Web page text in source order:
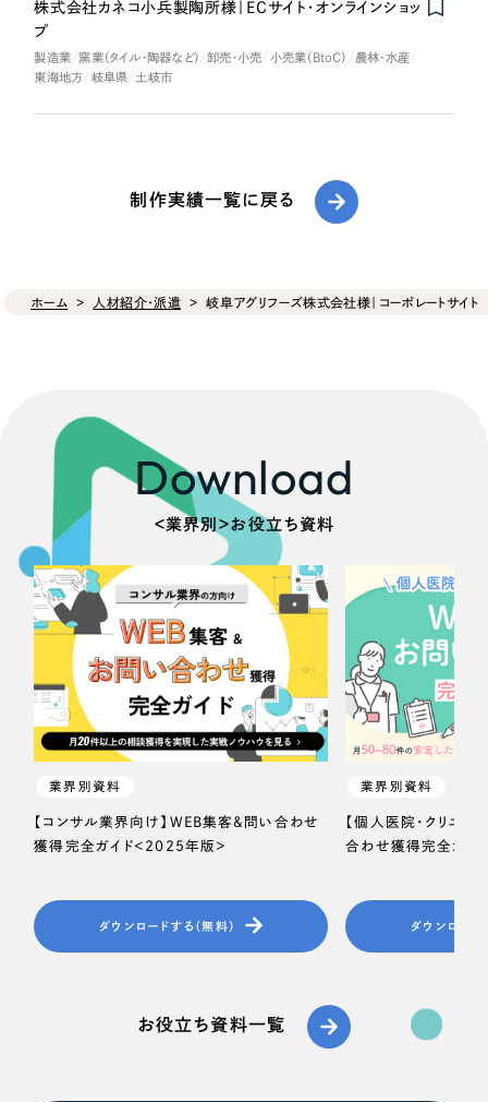
株式会社カネコ小兵製陶所様｜ECサイト・オンラインショッ
プ
製造業 窯業（タイル・陶器など） 卸売・小売 小売業（BtoC）
農林・水産
東海地方
岐阜県 土岐市
制作実績一覧に戻る
ホーム 人材紹介・派遣 岐阜アグリフーズ株式会社様｜コーポレートサイト
Download
＜業界別＞お役立ち資料
業界別資料
【コンサル業界向け】WEB集客＆問い合わせ
獲得完全ガイド＜2025年版＞
ダウンロードする（無料）
業界別資料
【個人医院・クリニッ
合わせ獲得完全ガイ
ダウンロード
お役立ち資料一覧